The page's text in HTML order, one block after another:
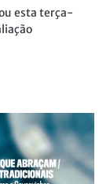
esta terça-